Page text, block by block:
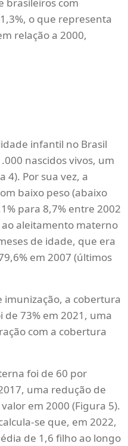
o que representa
relação a 2000,
infantil no Brasil
nascidos vivos, um
4). Por sua vez, a
baixo peso (abaixo
para 8,7% entre 2002
aleitamento materno
de idade, que era
em 2007 (últimos
imunização, a cobertura
73% em 2021, uma
com a cobertura
foi de 60 por
uma redução de
em 2000 (Figura 5).
se que, em 2022,
de 1,6 filho ao longo